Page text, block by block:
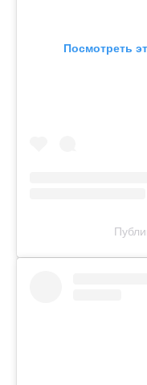
Посмотреть